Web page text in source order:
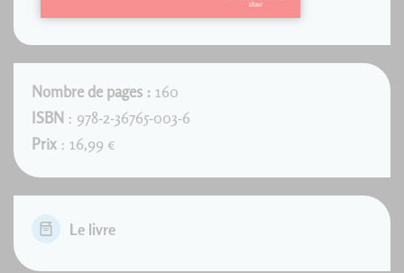
Nombre de pages : 160
ISBN : 978-2-36765-003-6
Prix : 16,99 €
Le livre